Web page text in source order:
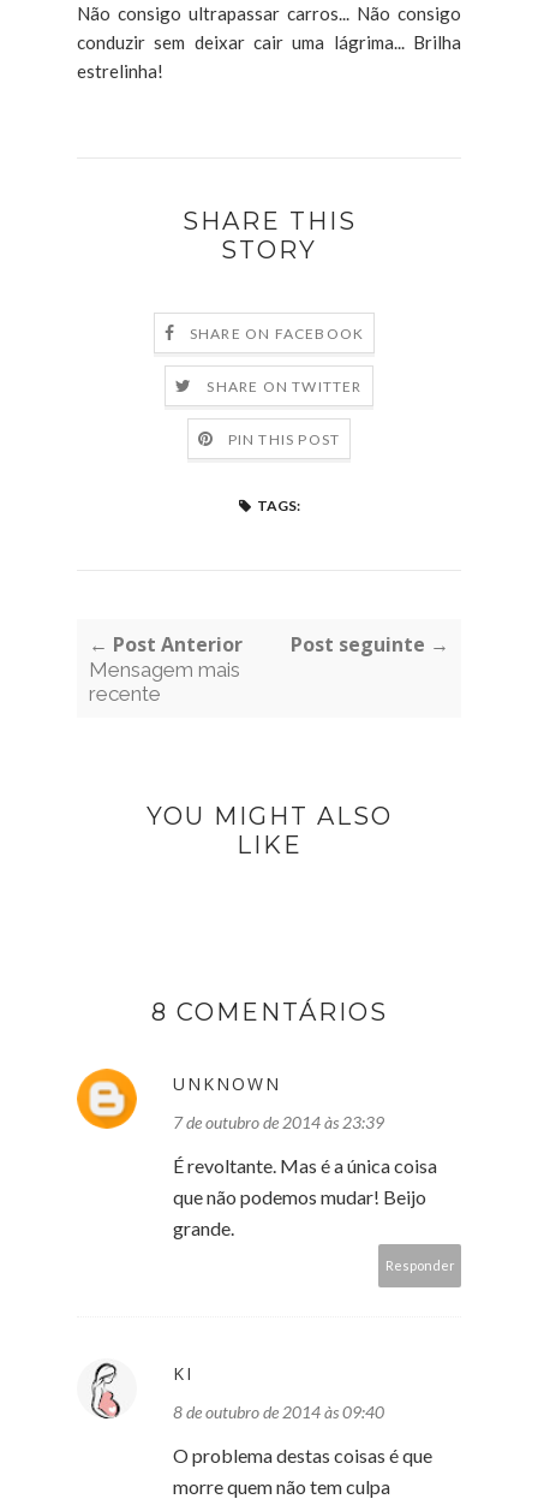
Não consigo ultrapassar carros... Não consigo
conduzir sem deixar cair uma lágrima... Brilha
estrelinha!
SHARE THIS
STORY
SHARE ON FACEBOOK
SHARE ON TWITTER
PIN THIS POST
TAGS:
← Post Anterior
Mensagem mais
recente
Post seguinte →
YOU MIGHT ALSO
LIKE
8 COMENTÁRIOS
UNKNOWN
7 de outubro de 2014 às 23:39
É revoltante. Mas é a única coisa
que não podemos mudar! Beijo
grande.
Responder
KI
8 de outubro de 2014 às 09:40
O problema destas coisas é que
morre quem não tem culpa